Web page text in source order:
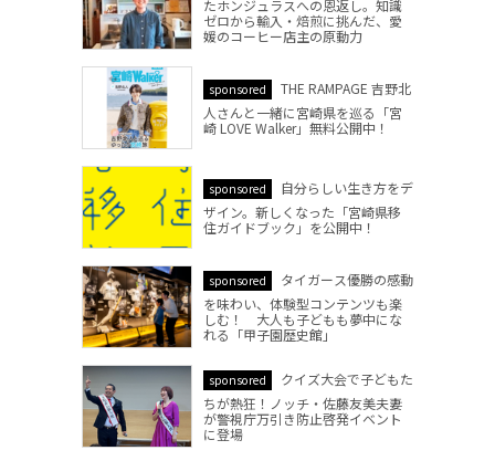
たホンジュラスへの恩返し。知識
ゼロから輸入・焙煎に挑んだ、愛
媛のコーヒー店主の原動力
sponsored
THE RAMPAGE 吉野北
人さんと一緒に宮崎県を巡る「宮
崎 LOVE Walker」無料公開中！
sponsored
自分らしい生き方をデ
ザイン。新しくなった「宮崎県移
住ガイドブック」を公開中！
sponsored
タイガース優勝の感動
を味わい、体験型コンテンツも楽
しむ！ 大人も子どもも夢中にな
れる「甲子園歴史館」
sponsored
クイズ大会で子どもた
ちが熱狂！ノッチ・佐藤友美夫妻
が警視庁万引き防止啓発イベント
に登場